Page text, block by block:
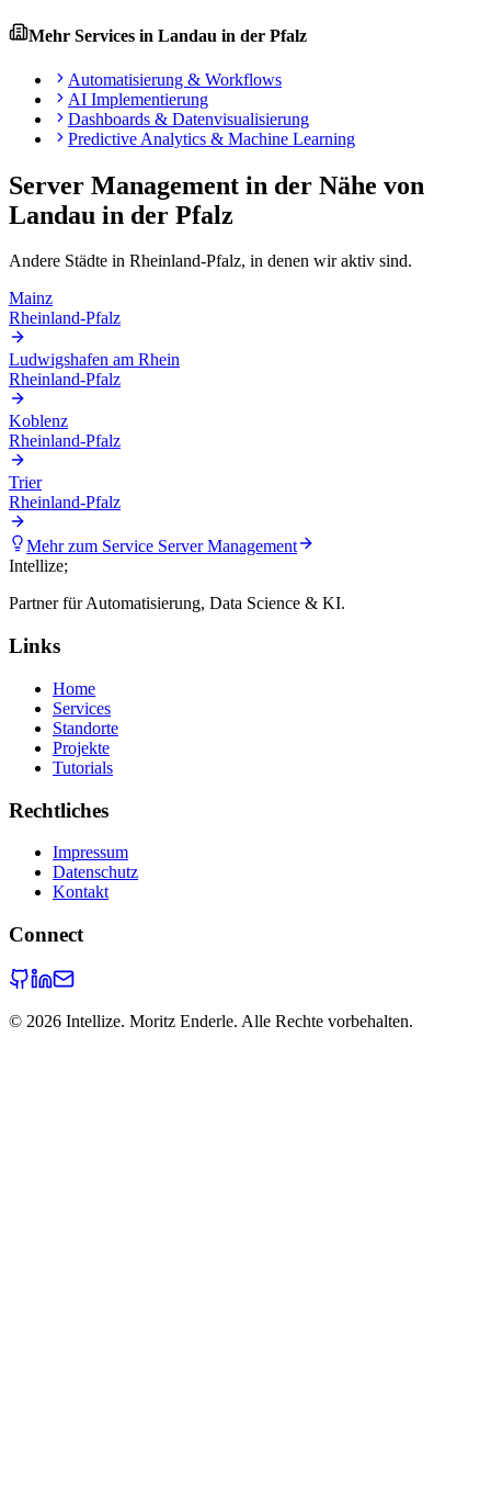
Mehr Services in Landau in der Pfalz
Automatisierung & Workflows
AI Implementierung
Dashboards & Datenvisualisierung
Predictive Analytics & Machine Learning
Server Management in der Nähe von
Landau in der Pfalz
Andere Städte in Rheinland-Pfalz, in denen wir aktiv sind.
Mainz
Rheinland-Pfalz
Ludwigshafen am Rhein
Rheinland-Pfalz
Koblenz
Rheinland-Pfalz
Trier
Rheinland-Pfalz
Mehr zum Service Server Management
Intellize;
Partner für Automatisierung, Data Science & KI.
Links
Home
Services
Standorte
Projekte
Tutorials
Rechtliches
Impressum
Datenschutz
Kontakt
Connect
© 2026 Intellize. Moritz Enderle. Alle Rechte vorbehalten.